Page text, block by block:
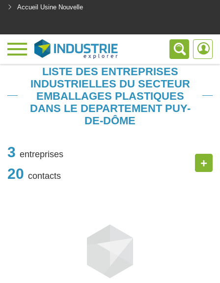
Accueil Usine Nouvelle
LISTE DES ENTREPRISES
INDUSTRIELLES DU SECTEUR
EMBALLAGES PLASTIQUES
DANS LE DEPARTEMENT PUY-
DE-DÔME
3 entreprises
20 contacts
+